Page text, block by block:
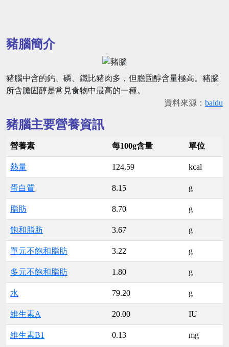
豬腦簡介
豬腦中含的鈣、磷、鐵比豬肉多，但膽固醇含量極高。豬腦
所含膽固醇是常見食物中最高的一種。
資料來源： baidu
豬腦主要營養資訊
營養素 每100g含量 單位
熱量 124.59 kcal
蛋白質 8.15 g
脂肪 8.70 g
飽和脂肪 3.67 g
單元不飽和脂肪 3.22 g
多元不飽和脂肪 1.80 g
水 79.20 g
維生素A 20.00 IU
維生素B1 0.13 mg